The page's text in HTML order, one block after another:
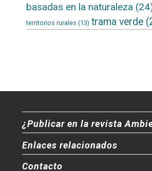
basadas en la naturaleza
territorios rurales (13) trama verde
¿Publicar en la revista
Enlaces relacionados
Contacto